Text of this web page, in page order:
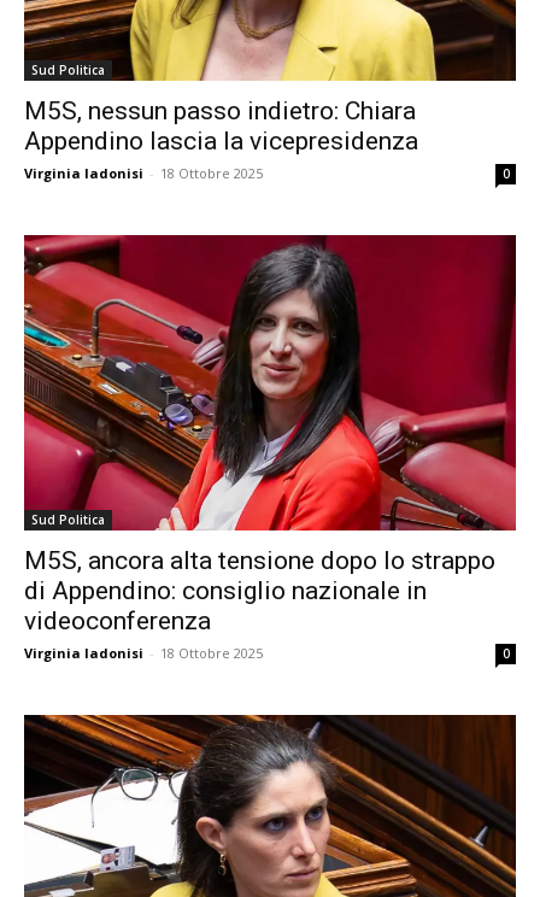
Sud Politica
M5S, nessun passo indietro: Chiara
Appendino lascia la vicepresidenza
Virginia Iadonisi - 18 Ottobre 2025 0
Sud Politica
M5S, ancora alta tensione dopo lo strappo
di Appendino: consiglio nazionale in
videoconferenza
Virginia Iadonisi - 18 Ottobre 2025 0